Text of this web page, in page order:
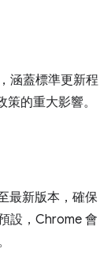
涵蓋標準更新程
的重大影響。
最新版本，確保
設，Chrome 會